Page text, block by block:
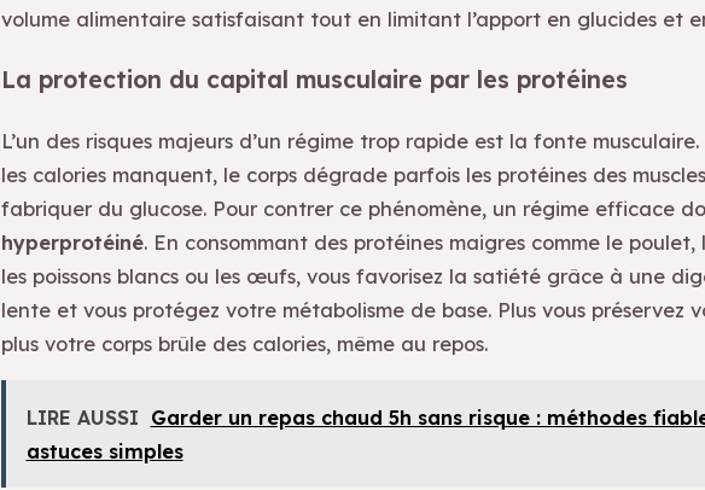
volume alimentaire satisfaisant tout en limitant l’apport en glucides et
La protection du capital musculaire par les protéines
L’un des risques majeurs d’un régime trop rapide est la fonte
les calories manquent, le corps dégrade parfois les protéines des
fabriquer du glucose. Pour contrer ce phénomène, un régime efficace
hyperprotéiné. En consommant des protéines maigres comme le poulet,
les poissons blancs ou les œufs, vous favorisez la satiété grâce à une
lente et vous protégez votre métabolisme de base. Plus vous préservez
plus votre corps brûle des calories, même au repos.
LIRE AUSSI Garder un repas chaud 5h sans risque : méthodes
astuces simples